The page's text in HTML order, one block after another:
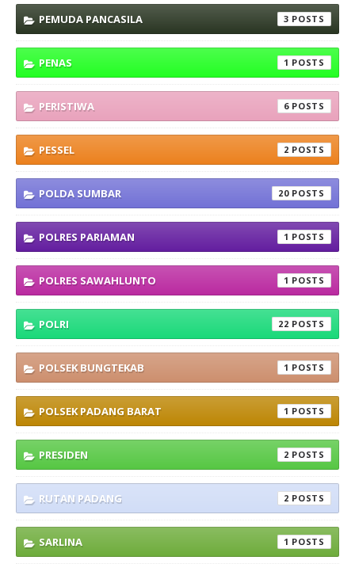
PEMUDA PANCASILA 3
PENAS 1
PERISTIWA 6
PESSEL 2
POLDA SUMBAR 20
POLRES PARIAMAN 1
POLRES SAWAHLUNTO 1
POLRI 22
POLSEK BUNGTEKAB 1
POLSEK PADANG BARAT 1
PRESIDEN 2
RUTAN PADANG 2
SARLINA 1